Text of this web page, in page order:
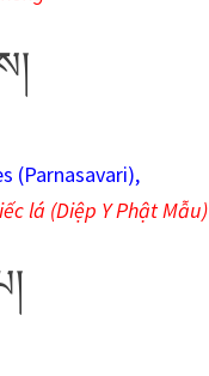
(Parnasavari),
lá (Diệp Y Phật Mẫu)